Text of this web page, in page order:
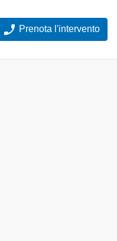
Prenota l'intervento